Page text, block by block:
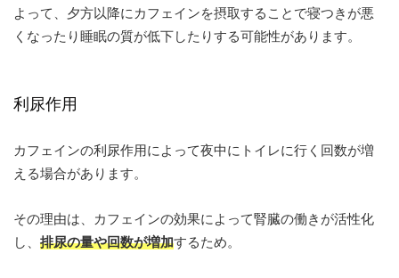
よって、夕方以降にカフェインを摂取することで寝つきが悪
くなったり睡眠の質が低下したりする可能性があります。
利尿作用
カフェインの利尿作用によって夜中にトイレに行く回数が増
える場合があります。
その理由は、カフェインの効果によって腎臓の働きが活性化
し、 排尿の量や回数が増加するため。